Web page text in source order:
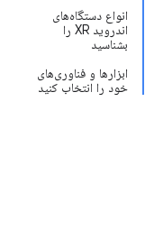
انواع دستگاه‌های
اندروید XR را
بشناسید
ابزارها و فناوری‌های
خود را انتخاب کنید